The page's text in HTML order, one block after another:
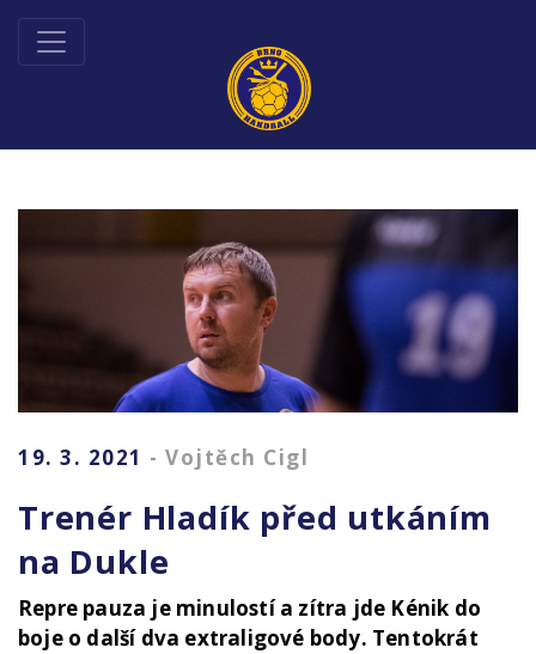
19. 3. 2021 - Vojtěch Cigl
Trenér Hladík před utkáním
na Dukle
Repre pauza je minulostí a zítra jde Kénik do
boje o další dva extraligové body. Tentokrát